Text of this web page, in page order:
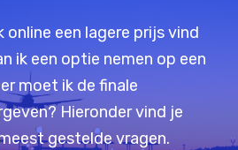
een lagere prijs vind
ik een optie nemen op een
moet ik de finale
Hieronder vind je
gestelde vragen.